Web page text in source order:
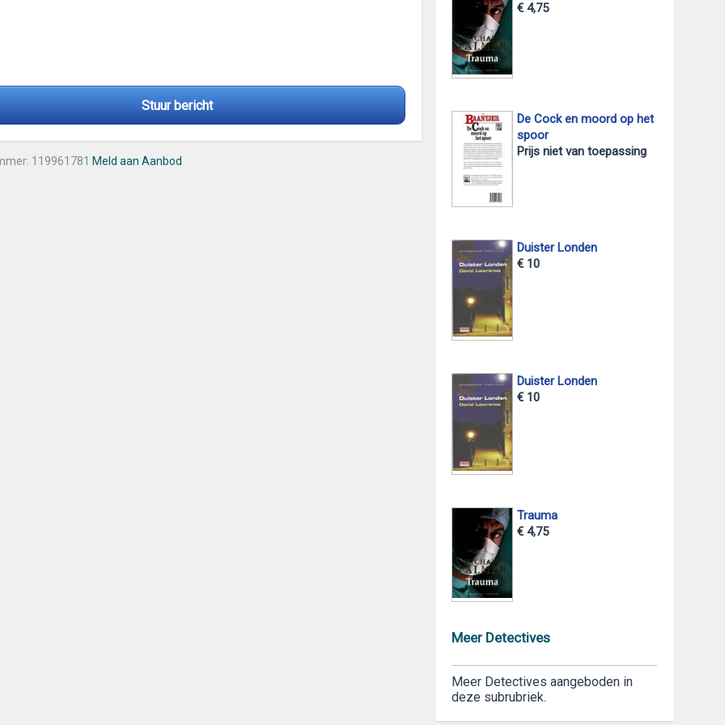
Stuur bericht
119961781 Meld aan Aanbod
€ 4,75
De Cock en moord op het
spoor
Prijs niet van toepassing
Duister Londen
€ 10
Duister Londen
€ 10
Trauma
€ 4,75
Meer Detectives
Meer Detectives aangeboden in
deze subrubriek.